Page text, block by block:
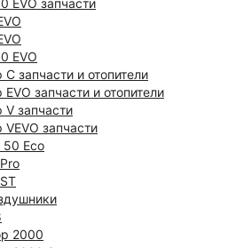
EVO запчасти
EVO
C запчасти и отопители
запчасти и отопители
V запчасти
VEVO запчасти
50 Eco
2000